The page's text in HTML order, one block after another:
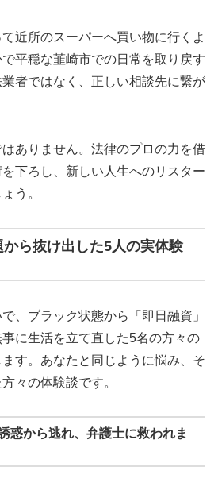
近所のスーパーへ買い物に行くよ
平穏な韮崎市での日常を取り戻す
者ではなく、正しい相談先に繋が
ありません。法律のプロの力を借
下ろし、新しい人生へのリスター
う。
ら抜け出した5人の実体験
、ブラック状態から「即日融資」
に生活を立て直した5名の方々の
す。あなたと同じように悩み、そ
々の体験談です。
惑から逃れ、弁護士に救われま